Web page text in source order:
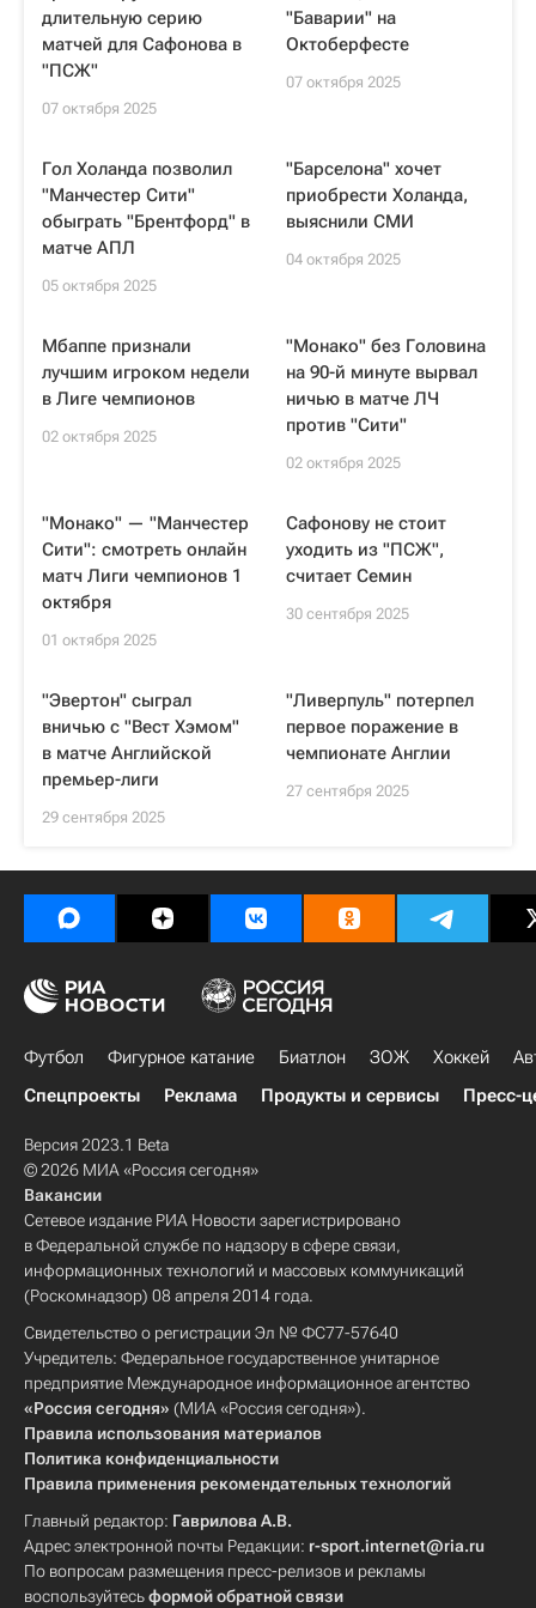
длительную серию
матчей для Сафонова в
"ПСЖ"
07 октября 2025
"Баварии" на
Октоберфесте
07 октября 2025
Гол Холанда позволил
"Манчестер Сити"
обыграть "Брентфорд" в
матче АПЛ
05 октября 2025
"Барселона" хочет
приобрести Холанда,
выяснили СМИ
04 октября 2025
Мбаппе признали
лучшим игроком недели
в Лиге чемпионов
02 октября 2025
"Монако" без Головина
на 90-й минуте вырвал
ничью в матче ЛЧ
против "Сити"
02 октября 2025
"Монако" — "Манчестер
Сити": смотреть онлайн
матч Лиги чемпионов 1
октября
01 октября 2025
Сафонову не стоит
уходить из "ПСЖ",
считает Семин
30 сентября 2025
"Эвертон" сыграл
вничью с "Вест Хэмом"
в матче Английской
премьер-лиги
29 сентября 2025
"Ливерпуль" потерпел
первое поражение в
чемпионате Англии
27 сентября 2025
Футбол Фигурное катание Биатлон ЗОЖ Хоккей
Спецпроекты
Реклама Продукты и сервисы Пресс-
Версия 2023.1 Beta
© 2026 МИА «Россия сегодня»
Вакансии
Сетевое издание РИА Новости зарегистрировано
в Федеральной службе по надзору в сфере связи,
информационных технологий и массовых коммуникаций
(Роскомнадзор) 08 апреля 2014 года.
Свидетельство о регистрации Эл № ФС77-57640
Учредитель: Федеральное государственное унитарное
предприятие Международное информационное агентство
«Россия сегодня» (МИА «Россия сегодня»).
Правила использования материалов
Политика конфиденциальности
Правила применения рекомендательных технологий
Главный редактор: Гаврилова А.В.
Адрес электронной почты Редакции: r-sport.internet@ria.ru
По вопросам размещения пресс-релизов и рекламы
воспользуйтесьформой обратной связи